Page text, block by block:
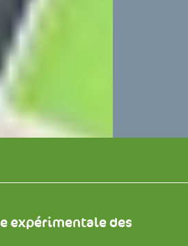
expérimentale des